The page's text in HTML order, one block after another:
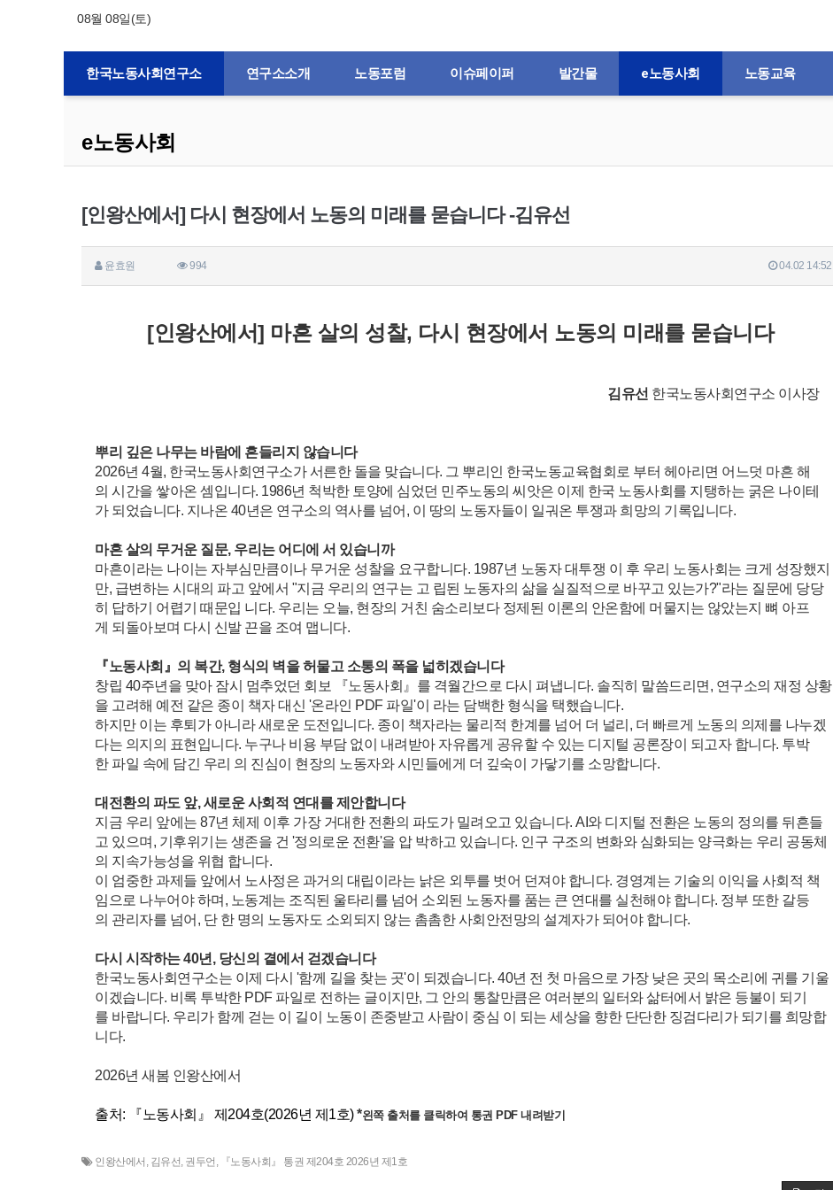
08월 08일(토)
한국노동사회연구소 연구소소개 노동포럼 이슈페이퍼 발간물 e노동사회 노동교육
e노동사회
[인왕산에서] 다시 현장에서 노동의 미래를 묻습니다 -김유선
윤효원 994 04.02 14:52
[인왕산에서] 마흔 살의 성찰, 다시 현장에서 노동의 미래를 묻습니다
김유선 한국노동사회연구소 이사장
뿌리 깊은 나무는 바람에 흔들리지 않습니다
2026년 4월, 한국노동사회연구소가 서른한 돌을 맞습니다. 그 뿌리인 한국노동교육협회로 부터 헤아리면 어느덧 마흔 해
의 시간을 쌓아온 셈입니다. 1986년 척박한 토양에 심었던 민주노동의 씨앗은 이제 한국 노동사회를 지탱하는 굵은 나이테
가 되었습니다. 지나온 40년은 연구소의 역사를 넘어, 이 땅의 노동자들이 일궈온 투쟁과 희망의 기록입니다.
마흔 살의 무거운 질문, 우리는 어디에 서 있습니까
마흔이라는 나이는 자부심만큼이나 무거운 성찰을 요구합니다. 1987년 노동자 대투쟁 이 후 우리 노동사회는 크게 성장했지
만, 급변하는 시대의 파고 앞에서 "지금 우리의 연구는 고 립된 노동자의 삶을 실질적으로 바꾸고 있는가?"라는 질문에 당당
히 답하기 어렵기 때문입 니다. 우리는 오늘, 현장의 거친 숨소리보다 정제된 이론의 안온함에 머물지는 않았는지 뼈 아프
게 되돌아보며 다시 신발 끈을 조여 맵니다.
『노동사회』의 복간, 형식의 벽을 허물고 소통의 폭을 넓히겠습니다
창립 40주년을 맞아 잠시 멈추었던 회보 『노동사회』를 격월간으로 다시 펴냅니다. 솔직히 말씀드리면, 연구소의 재정 상황
을 고려해 예전 같은 종이 책자 대신 '온라인 PDF 파일'이 라는 담백한 형식을 택했습니다.
하지만 이는 후퇴가 아니라 새로운 도전입니다. 종이 책자라는 물리적 한계를 넘어 더 널리, 더 빠르게 노동의 의제를 나누겠
다는 의지의 표현입니다. 누구나 비용 부담 없이 내려받아 자유롭게 공유할 수 있는 디지털 공론장이 되고자 합니다. 투박
한 파일 속에 담긴 우리 의 진심이 현장의 노동자와 시민들에게 더 깊숙이 가닿기를 소망합니다.
대전환의 파도 앞, 새로운 사회적 연대를 제안합니다
지금 우리 앞에는 87년 체제 이후 가장 거대한 전환의 파도가 밀려오고 있습니다. AI와 디지털 전환은 노동의 정의를 뒤흔들
고 있으며, 기후위기는 생존을 건 '정의로운 전환'을 압 박하고 있습니다. 인구 구조의 변화와 심화되는 양극화는 우리 공동체
의 지속가능성을 위협 합니다.
이 엄중한 과제들 앞에서 노사정은 과거의 대립이라는 낡은 외투를 벗어 던져야 합니다. 경영계는 기술의 이익을 사회적 책
임으로 나누어야 하며, 노동계는 조직된 울타리를 넘어 소외된 노동자를 품는 큰 연대를 실천해야 합니다. 정부 또한 갈등
의 관리자를 넘어, 단 한 명의 노동자도 소외되지 않는 촘촘한 사회안전망의 설계자가 되어야 합니다.
다시 시작하는 40년, 당신의 곁에서 걷겠습니다
한국노동사회연구소는 이제 다시 '함께 길을 찾는 곳'이 되겠습니다. 40년 전 첫 마음으로 가장 낮은 곳의 목소리에 귀를 기울
이겠습니다. 비록 투박한 PDF 파일로 전하는 글이지만, 그 안의 통찰만큼은 여러분의 일터와 삶터에서 밝은 등불이 되기
를 바랍니다. 우리가 함께 걷는 이 길이 노동이 존중받고 사람이 중심 이 되는 세상을 향한 단단한 징검다리가 되기를 희망합
니다.
2026년 새봄 인왕산에서
출처: 『노동사회』 제204호(2026년 제1호) *왼쪽 출처를 클릭하여 통권 PDF 내려받기
인왕산에서 , 김유선, 권두언 , 『노동사회』 통권 제204호 2026년 제1호